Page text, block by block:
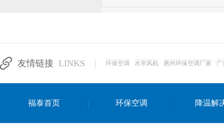
达州工业省电安装
友情链接 LINKS 环保空调 水帘风机 惠州环保空调厂家 广
福泰首页 环保空调 降温解